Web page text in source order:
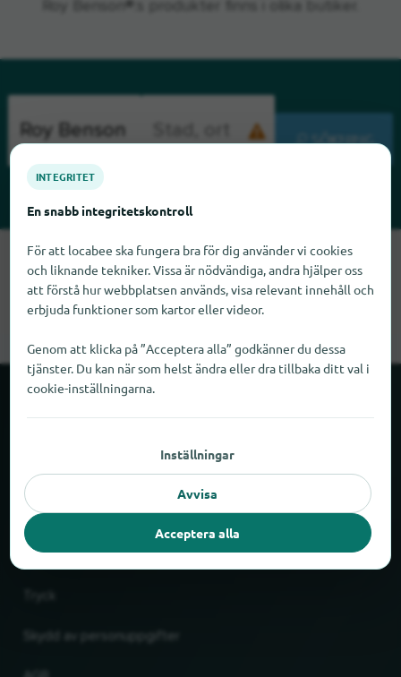
Roy Benson®:s produkter finns i olika butiker.
SÖKNING
Tyvärr kan vi inte hitta Roy Benson just nu. Om du vet var Roy
Benson finns skulle vi bli glada om du meddelade oss det.
Partner
Rättslig
INTEGRITET
En snabb integritetskontroll
För att locabee ska fungera bra för dig använder vi cookies
och liknande tekniker. Vissa är nödvändiga, andra hjälper oss
att förstå hur webbplatsen används, visa relevant innehåll och
erbjuda funktioner som kartor eller videor.
Genom att klicka på ”Acceptera alla” godkänner du dessa
tjänster. Du kan när som helst ändra eller dra tillbaka ditt val i
cookie-inställningarna.
Inställningar
Avvisa
Acceptera alla